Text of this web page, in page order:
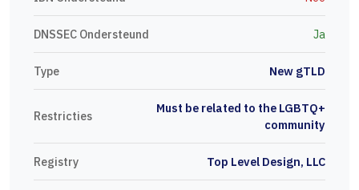
DNSSEC Ondersteund Ja
Type New gTLD
Restricties
Must be related to the LGBTQ+
community
Registry Top Level Design, LLC